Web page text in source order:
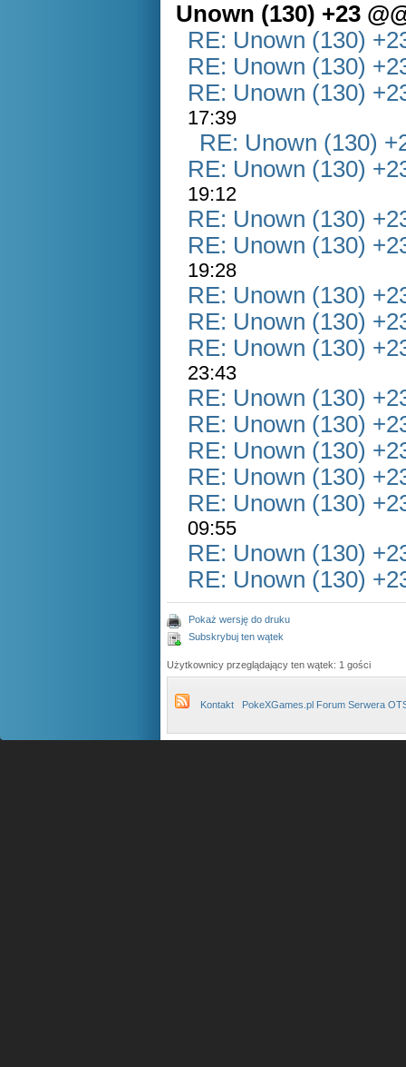
Unown (130) +23
RE: Unown (130)
RE: Unown (130)
RE: Unown (130)
17:39
RE: Unown (130)
RE: Unown (130)
19:12
RE: Unown (130)
RE: Unown (130)
19:28
RE: Unown (130)
RE: Unown (130)
RE: Unown (130)
23:43
RE: Unown (130)
RE: Unown (130)
RE: Unown (130)
RE: Unown (130)
RE: Unown (130)
09:55
RE: Unown (130)
RE: Unown (130)
Pokaż wersję do druku
Subskrybuj ten wątek
Użytkownicy przeglądający ten wątek: 1 gości
Kontakt PokeXGames.pl Forum Serwera